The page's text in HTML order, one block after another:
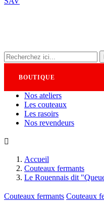
BOUTIQUE
Nos ateliers
Les couteaux
Les rasoirs
Nos revendeurs

Accueil
Couteaux fermants
Le Rouennais dit
Couteaux fermants Couteaux